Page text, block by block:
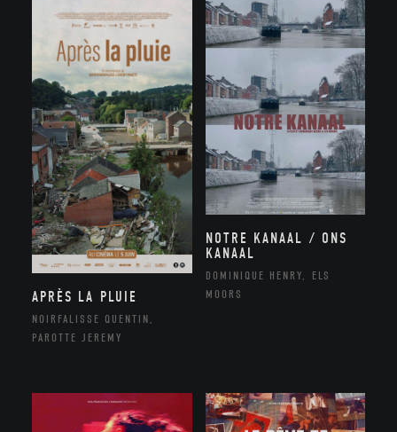
APRÈS LA PLUIE
NOIRFALISSE QUENTIN,
PAROTTE JEREMY
NOTRE KANAAL / ONS
KANAAL
DOMINIQUE HENRY, ELS
MOORS